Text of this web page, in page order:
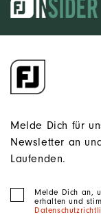
Melde Dich für
Newsletter an
Laufenden.
Melde Dich an,
erhalten und